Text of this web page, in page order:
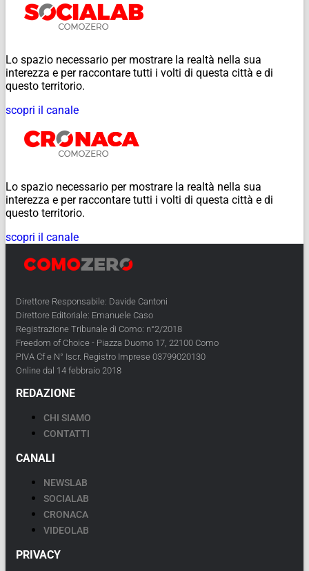
Lo spazio necessario per mostrare la realtà nella sua
interezza e per raccontare tutti i volti di questa città e di
questo territorio.
scopri il canale
Lo spazio necessario per mostrare la realtà nella sua
interezza e per raccontare tutti i volti di questa città e di
questo territorio.
scopri il canale
Direttore Responsabile: Davide Cantoni
Direttore Editoriale: Emanuele Caso
Registrazione Tribunale di Como: n°2/2018
Freedom of Choice - Piazza Duomo 17, 22100 Como
PIVA Cf e N° Iscr. Registro Imprese 03799020130
Online dal 14 febbraio 2018
REDAZIONE
CHI SIAMO
CONTATTI
CANALI
NEWSLAB
SOCIALAB
CRONACA
VIDEOLAB
PRIVACY